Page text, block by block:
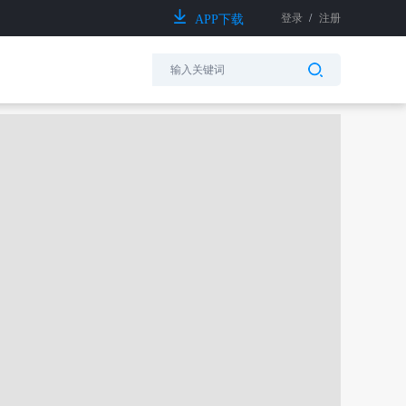
APP下载 登录 / 注册